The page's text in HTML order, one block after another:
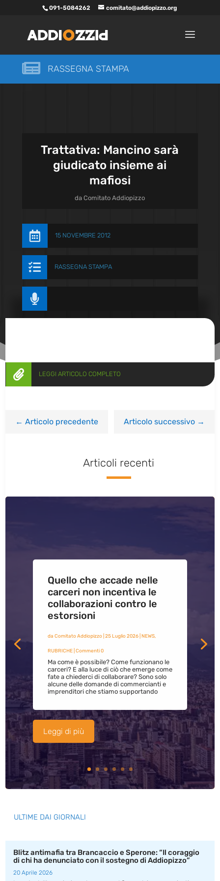
091-5084262 comitato@addiopizzo.org
 RASSEGNA STAMPA
Trattativa: Mancino sarà
giudicato insieme ai
mafiosi
daComitato Addiopizzo
 15 NOVEMBRE 2012
 RASSEGNA STAMPA

 LEGGI ARTICOLO COMPLETO
←Articolo precedente Articolo successivo→
Articoli recenti
Quello che accade nelle
carceri non incentiva le
collaborazioni contro le
estorsioni
da Comitato Addiopizzo| 25 Luglio 2026| NEWS,
RUBRICHE| Commenti 0
Ma come è possibile? Come funzionano le
carceri? E alla luce di ciò che emerge come
fate a chiederci di collaborare? Sono solo
alcune delle domande di commercianti e
imprenditori che stiamo supportando
Leggi di più
ULTIME DAI GIORNALI
Blitz antimafia tra Brancaccio e Sperone: “Il coraggio
di chi ha denunciato con il sostegno di Addiopizzo”
20 Aprile 2026